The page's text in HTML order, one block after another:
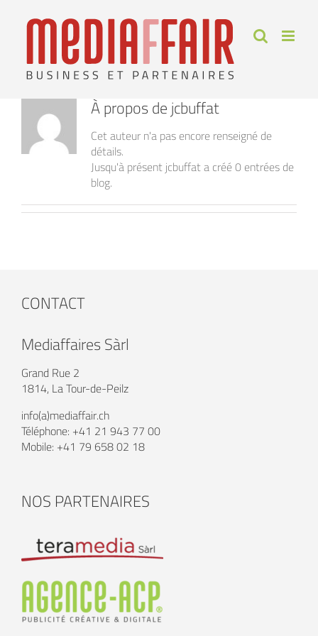
À propos dejcbuffat
Cet auteur n'a pas encore renseigné de
détails.
Jusqu'à présent jcbuffat a créé 0 entrées de
blog.
CONTACT
Mediaffaires Sàrl
Grand Rue 2
1814, La Tour-de-Peilz
info(a)mediaffair.ch
Téléphone: +41 21 943 77 00
Mobile: +41 79 658 02 18
NOS PARTENAIRES